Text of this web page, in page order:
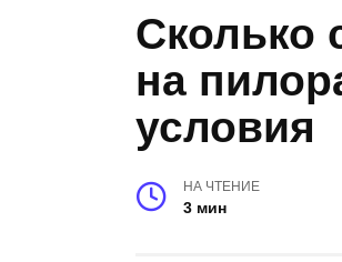
Сколько
на
условия
НА ЧТЕНИЕ
3 мин